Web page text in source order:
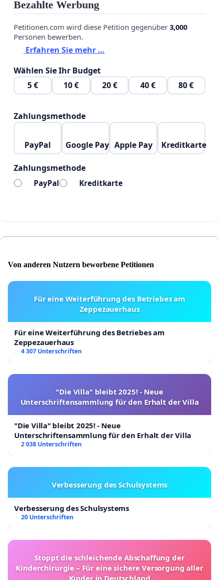
Bezahlte Werbung
Petitionen.com wird diese Petition gegenüber 3,000
Personen bewerben.
Erfahren Sie mehr …
Wählen Sie Ihr Budget
5 €
10 € 20 € 40 € 80 €
Zahlungsmethode
PayPal Google Pay Apple Pay Kreditkarte
Zahlungsmethode
PayPal Kreditkarte
Von anderen Nutzern beworbene Petitionen
Für eine Weiterführung des Betriebes am
Zeppezauerhaus
Für eine Weiterführung des Betriebes am
Zeppezauerhaus
4 307 Unterschriften
"Die Villa" bleibt 2025! - Neue
Unterschriftensammlung für den Erhalt der Villa
"Die Villa" bleibt 2025! - Neue
Unterschriftensammlung für den Erhalt der Villa
2 038 Unterschriften
Verbesserung des Schulsystems
Verbesserung des Schulsystems
20 Unterschriften
Stoppt die schleichende Abschaffung der
Kinderchirurgie – Für eine sichere Versorgung aller
Kinder in Deutschland